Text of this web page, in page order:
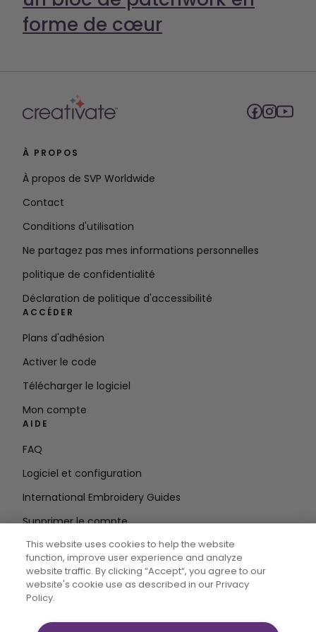
À PROPOS
À propos de SVP Worldwide
Contact
Conditions d'utilisation
Ne partagez pas mes informations personnelles
politique de confidentialité
Déclaration de politique d'accessibilité
ACCÉDER
Plans d'adhésion
Activer le code
Télécharger le logiciel
Mon compte
AIDE
FAQ
Logiciel et configuration
International Embroidery Guides
Supprimer le compte
Entrez
l'adresse e-mail
This website uses cookies to help the website
function, improve user experience and analyze
website traffic. By clicking “Accept“, you agree to our
website's cookie use as described in our Privacy
Policy.